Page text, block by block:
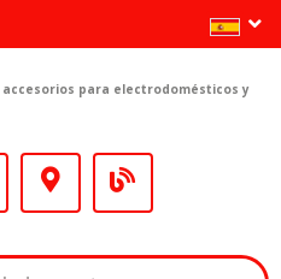
accesorios para electrodomésticos y